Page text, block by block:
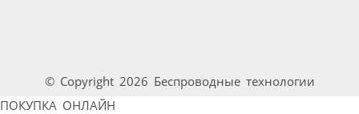
© Copyright 2026 Беспроводные технологии
ПОКУПКА ОНЛАЙН